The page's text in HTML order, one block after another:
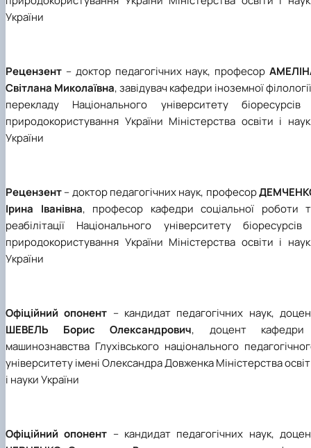
України
Рецензент – доктор педагогічних наук, професор
Світлана Миколаївна, завідувач кафедри іноземної
перекладу Національного університету біоресурсів
природокористування України Міністерства освіти і
України
Рецензент– доктор педагогічних наук, професор
Ірина Іванівна, професор кафедри соціальної роботи
реабілітації Національного університету біоресурсів
природокористування України Міністерства освіти і
України
Офіційний опонент – кандидат педагогічних наук,
ШЕВЕЛЬ Борис Олександрович, доцент кафедри
машинознавства Глухівського національного
університету імені Олександра Довженка Міністерства
і науки України
Офіційний опонент – кандидат педагогічних наук,